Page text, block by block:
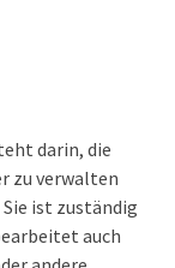
darin, die
zu verwalten
ist zuständig
auch